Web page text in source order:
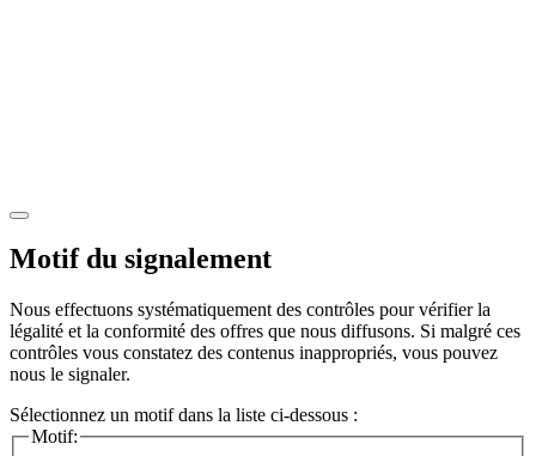
Motif du signalement
Nous effectuons systématiquement des contrôles pour vérifier la
légalité et la conformité des offres que nous diffusons. Si malgré ces
contrôles vous constatez des contenus inappropriés, vous pouvez
nous le signaler.
Sélectionnez un motif dans la liste ci-dessous :
Motif: